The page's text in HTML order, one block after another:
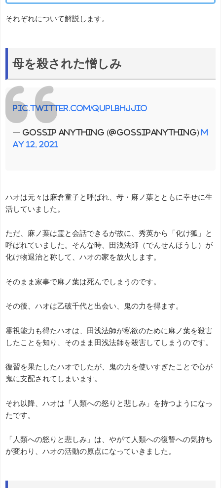
それぞれについて解説します。
母を殺された憎しみ
pic.twitter.com/QuPlBhjJio
— Gossip Anything (@gossipanything) M
ay 12, 2021
ハオは元々は麻倉童子と呼ばれ、母・麻ノ葉とともに幸せに生
活していました。
ただ、麻ノ葉は霊と会話できるが故に、秀英から「化け狐」と
呼ばれていました。そんな時、田浅法師（でんせんほうし）が
化け物退治と称して、ハオの家を放火します。
そのまま家事で麻ノ葉は死んでしまうのです。
その後、ハオは乙破千代と出会い、鬼の力を得ます。
霊視能力も得たハオは、田浅法師が私欲のために麻ノ葉を殺害
したことを知り、そのまま田浅法師を殺害してしまうのです。
復習を果たしたハオでしたが、鬼の力を使いすぎたことで心が
鬼に支配されてしまいます。
それ以降、ハオは「人類への怒りと悲しみ」を持つようになっ
たです。
「人類への怒りと悲しみ」は、やがて人類への復讐への気持ち
が変わり、ハオの活動の原点になっていきました。